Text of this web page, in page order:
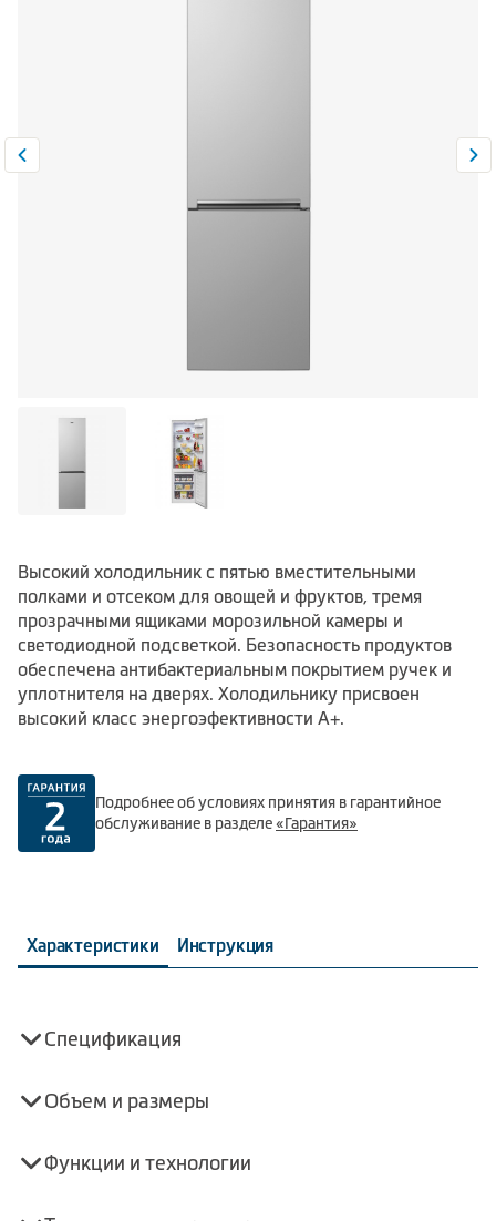
Высокий холодильник с пятью вместительными
полками и отсеком для овощей и фруктов, тремя
прозрачными ящиками морозильной камеры и
светодиодной подсветкой. Безопасность продуктов
обеспечена антибактериальным покрытием ручек и
уплотнителя на дверях. Холодильнику присвоен
высокий класс энергоэфективности А+.
Подробнее об условиях принятия в гарантийное
обслуживание в разделе«Гарантия»
Характеристики Инструкция
Спецификация
Объем и размеры
Функции и технологии